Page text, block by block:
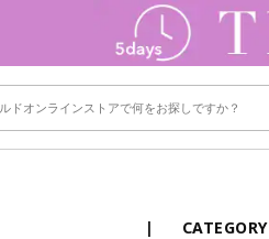
CATEGORY